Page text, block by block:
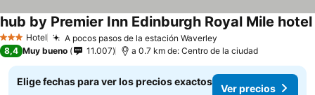
3 Estrellas
Hotel A pocos pasos de la estación Waverley
hub by Premier Inn Edinburgh Royal Mile hotel
8,4 Muy bueno 11.007 a 0.7 km de: Centro de la ciudad
Elige fechas para ver los precios exactos
Ver precios